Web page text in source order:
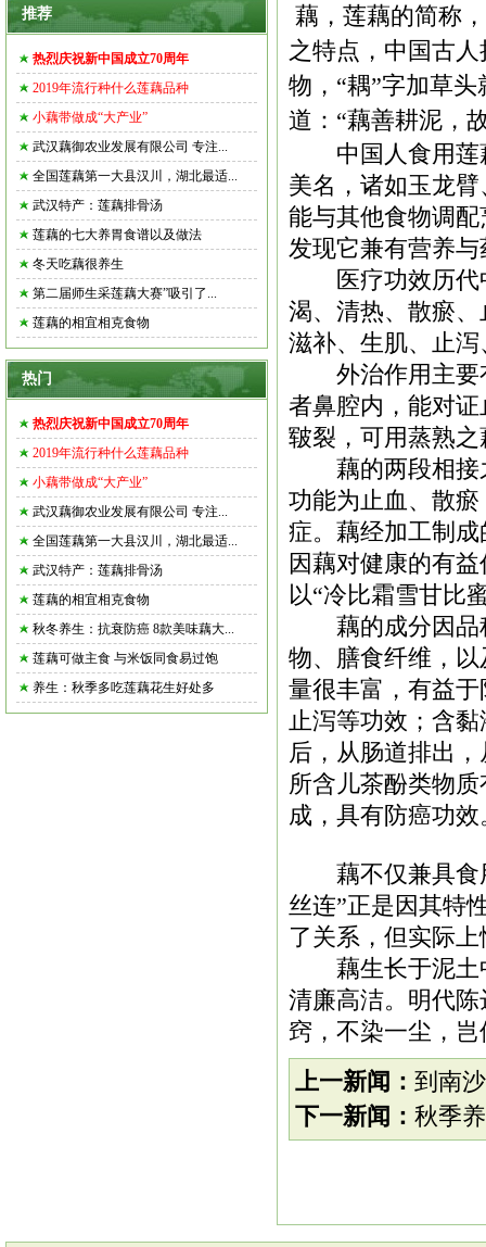
推荐
热烈庆祝新中国成立70周年
2019年流行种什么莲藕品种
小藕带做成“大产业”
武汉藕御农业发展有限公司 专注...
全国莲藕第一大县汉川，湖北最适...
武汉特产：莲藕排骨汤
莲藕的七大养胃食谱以及做法
冬天吃藕很养生
第二届师生采莲藕大赛”吸引了...
莲藕的相宜相克食物
热门
热烈庆祝新中国成立70周年
2019年流行种什么莲藕品种
小藕带做成“大产业”
武汉藕御农业发展有限公司 专注...
全国莲藕第一大县汉川，湖北最适...
武汉特产：莲藕排骨汤
莲藕的相宜相克食物
秋冬养生：抗衰防癌 8款美味藕大...
莲藕可做主食 与米饭同食易过饱
养生：秋季多吃莲藕花生好处多
藕， 莲藕的简称
之特点，中国古
物，“耦”字加草
道：“藕善耕泥，
中国人食用莲藕
美名，诸如玉龙
能与其他食物调
发现它兼有营养
医疗功效历代中
渴、清热、散瘀
滋补、生肌、止
外治作用主要有
者鼻腔内，能对
皲裂，可用蒸熟
藕的两段相接
功能为止血、散
症。藕经加工制
因藕对健康的有
以“冷比霜雪甘比
藕的成分因
物、膳食纤维，
量很丰富，有益
止泻等功效；含
后，从肠道排出
所含儿茶酚类物
成，具有防癌功效
藕不仅兼具食用
丝连”正是因其特
了关系，但实际
藕生长于泥土中
清廉高洁。明代
窍，不染一尘，
上一新闻： 到南
下一新闻： 秋季